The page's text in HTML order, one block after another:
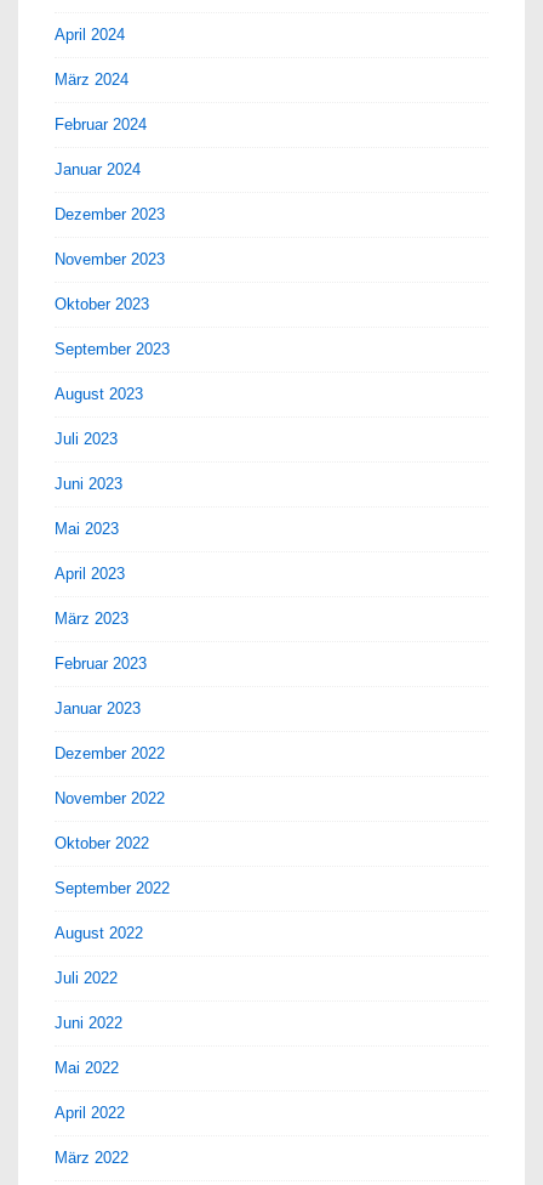
April 2024
März 2024
Februar 2024
Januar 2024
Dezember 2023
November 2023
Oktober 2023
September 2023
August 2023
Juli 2023
Juni 2023
Mai 2023
April 2023
März 2023
Februar 2023
Januar 2023
Dezember 2022
November 2022
Oktober 2022
September 2022
August 2022
Juli 2022
Juni 2022
Mai 2022
April 2022
März 2022